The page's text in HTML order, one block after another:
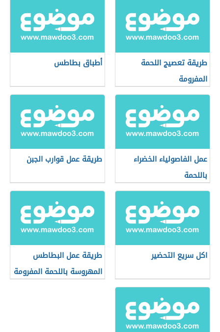
طريقة تعصيج اللحمة
المفرومة
أطباق بطاطس
عمل الفاصولياء الخضراء
باللحمة
طريقة عمل قوارب الجبن
اكل سريع التحضير
طريقة عمل البطاطس
المهروسة باللحمة المفرومة